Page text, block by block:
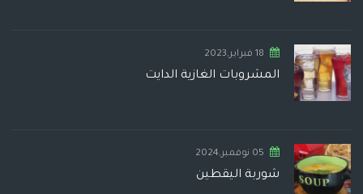
18 فبراير,2023
المشروبات الغازية الدايت
05 نوفمبر,2024
شوربة اليقطين